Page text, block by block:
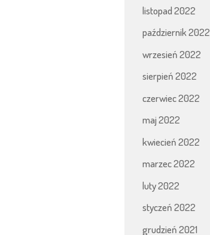
listopad 2022
październik 2022
wrzesień 2022
sierpień 2022
czerwiec 2022
maj 2022
kwiecień 2022
marzec 2022
luty 2022
styczeń 2022
grudzień 2021